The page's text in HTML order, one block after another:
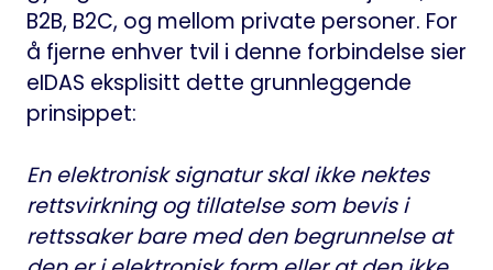
B2B, B2C, og mellom private personer. For
å fjerne enhver tvil i denne forbindelse sier
eIDAS eksplisitt dette grunnleggende
prinsippet:
En elektronisk signatur skal ikke nektes
rettsvirkning og tillatelse som bevis i
rettssaker bare med den begrunnelse at